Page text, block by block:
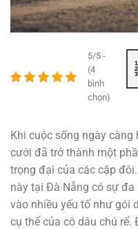
5/5 -
(4
bình
chọn)
Khi cuộc sống ngày
cưới đã trở thành một
trọng đại của các cặp
này tại Đà Nẵng có sự
vào nhiều yếu tố như gói
cụ thể của cô dâu chú